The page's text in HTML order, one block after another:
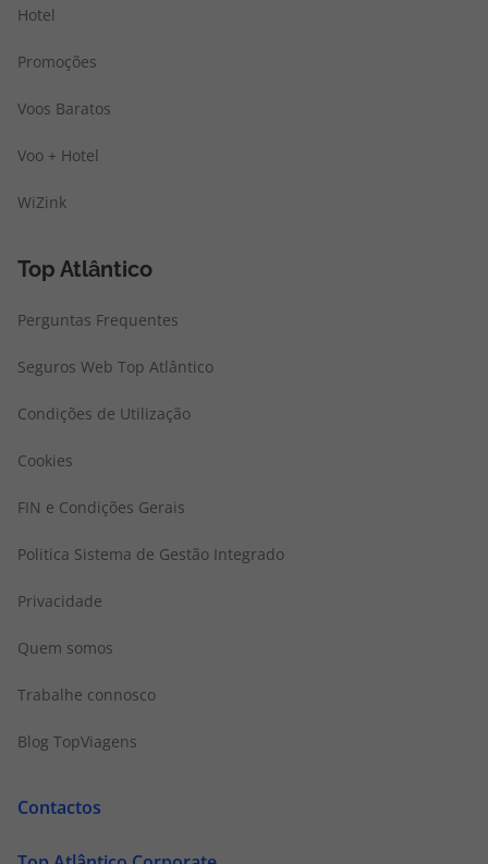
Hotel
Promoções
Voos Baratos
Voo + Hotel
WiZink
Top Atlântico
Perguntas Frequentes
Seguros Web Top Atlântico
Condições de Utilização
Cookies
FIN e Condições Gerais
Politica Sistema de Gestão Integrado
Privacidade
Quem somos
Trabalhe connosco
Blog TopViagens
Contactos